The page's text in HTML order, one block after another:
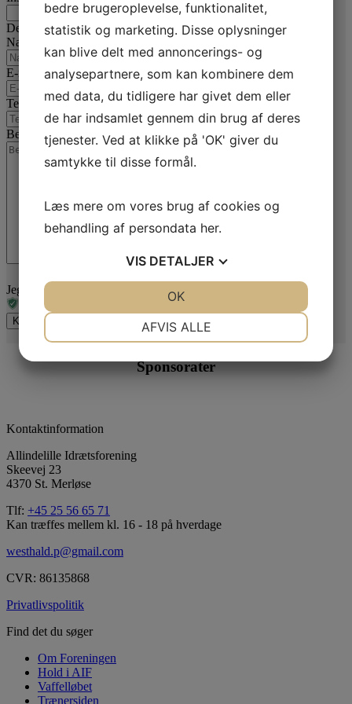
Dette felt er til validering og bør ikke ændres.
Navn
E-mail *
Telefon *
Besked *
Jeg er ikke en robot
Sponsorater
Kontaktinformation
Allindelille Idrætsforening
Skeevej 23
4370 St. Merløse
Tlf: +45 25 56 65 71
Kan træffes mellem kl. 16 - 18 på hverdage
westhald.p@gmail.com
CVR: 86135868
Privatlivspolitik
Find det du søger
Om Foreningen
Hold i AIF
Vaffelløbet
Trænersiden
bedre brugeroplevelse, funktionalitet,
statistik og marketing. Disse oplysninger
kan blive delt med annoncerings- og
analysepartnere, som kan kombinere dem
med data, du tidligere har givet dem eller
de har indsamlet gennem din brug af deres
tjenester. Ved at klikke på 'OK' giver du
samtykke til disse formål.
Læs mere om vores brug af cookies og
behandling af persondata her.
VIS DETALJER
MARKETING
AFVIS ALLE
OK